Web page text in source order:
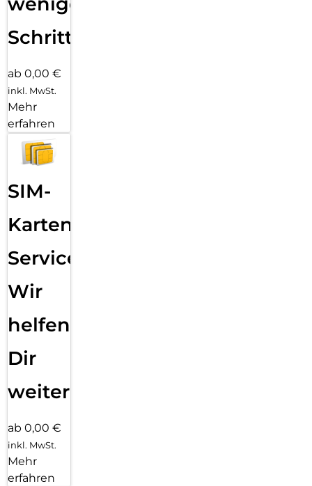
Schritten
ab 0,00 €
inkl. MwSt.
Mehr
erfahren
SIM-
Karten
Service:
Wir
helfen
Dir
weiter
ab 0,00 €
inkl. MwSt.
Mehr
erfahren